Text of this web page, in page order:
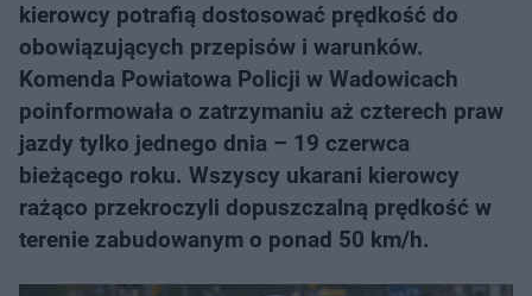
kierowcy potrafią dostosować prędkość do
obowiązujących przepisów i warunków.
Komenda Powiatowa Policji w Wadowicach
poinformowała o zatrzymaniu aż czterech praw
jazdy tylko jednego dnia – 19 czerwca
bieżącego roku. Wszyscy ukarani kierowcy
rażąco przekroczyli dopuszczalną prędkość w
terenie zabudowanym o ponad 50 km/h.